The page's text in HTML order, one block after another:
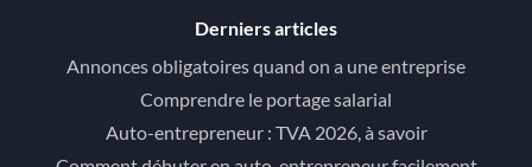
Derniers articles
Annonces obligatoires quand on a une entreprise
Comprendre le portage salarial
Auto-entrepreneur : TVA 2026, à savoir